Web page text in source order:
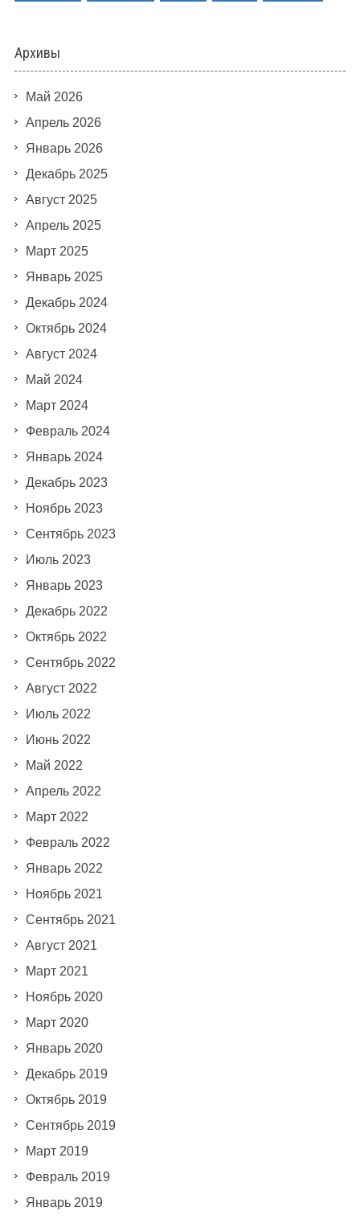
Архивы
Май 2026
Апрель 2026
Январь 2026
Декабрь 2025
Август 2025
Апрель 2025
Март 2025
Январь 2025
Декабрь 2024
Октябрь 2024
Август 2024
Май 2024
Март 2024
Февраль 2024
Январь 2024
Декабрь 2023
Ноябрь 2023
Сентябрь 2023
Июль 2023
Январь 2023
Декабрь 2022
Октябрь 2022
Сентябрь 2022
Август 2022
Июль 2022
Июнь 2022
Май 2022
Апрель 2022
Март 2022
Февраль 2022
Январь 2022
Ноябрь 2021
Сентябрь 2021
Август 2021
Март 2021
Ноябрь 2020
Март 2020
Январь 2020
Декабрь 2019
Октябрь 2019
Сентябрь 2019
Март 2019
Февраль 2019
Январь 2019